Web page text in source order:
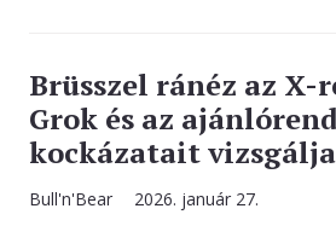
Brüsszel ránéz az X-
Grok és az
kockázatait vizsgálja
Bull'n'Bear 2026. január 27.